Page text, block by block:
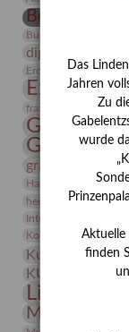
Bernhard
Burg Posterstein
digitallabor
Erdmann Julius
frauen Frauen
Gerhard-
Gerhard
grafische
Hanns-Conon von
herman de vries
Integriertes
Kolosseum
Kunstmuseum
KUNSTWAND
Lindenau-
Das
Jahren
Zu
wurde
finden